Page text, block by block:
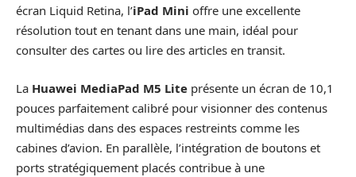
écran Liquid Retina, l’iPad Mini offre une excellente
résolution tout en tenant dans une main, idéal pour
consulter des cartes ou lire des articles en transit.
La Huawei MediaPad M5 Lite présente un écran de 10,1
pouces parfaitement calibré pour visionner des contenus
multimédias dans des espaces restreints comme les
cabines d’avion. En parallèle, l’intégration de boutons et
ports stratégiquement placés contribue à une